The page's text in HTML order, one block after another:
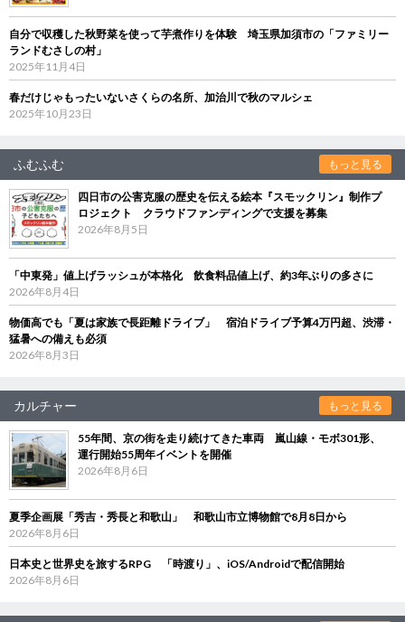
自分で収穫した秋野菜を使って芋煮作りを体験 埼玉県加須市の「ファミリー
ランドむさしの村」
2025年11月4日
春だけじゃもったいないさくらの名所、加治川で秋のマルシェ
2025年10月23日
ふむふむ もっと見る
四日市の公害克服の歴史を伝える絵本『スモックリン』制作プ
ロジェクト クラウドファンディングで支援を募集
2026年8月5日
「中東発」値上げラッシュが本格化 飲食料品値上げ、約3年ぶりの多さに
2026年8月4日
物価高でも「夏は家族で長距離ドライブ」 宿泊ドライブ予算4万円超、渋滞・
猛暑への備えも必須
2026年8月3日
カルチャー もっと見る
55年間、京の街を走り続けてきた車両 嵐山線・モボ301形、
運行開始55周年イベントを開催
2026年8月6日
夏季企画展「秀吉・秀長と和歌山」 和歌山市立博物館で8月8日から
2026年8月6日
日本史と世界史を旅するRPG 「時渡り」、iOS/Androidで配信開始
2026年8月6日